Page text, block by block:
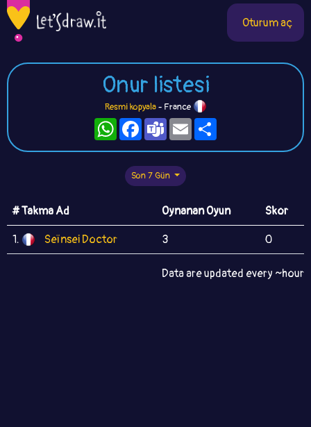
Oturum aç
Onur listesi
Resmi kopyala- France
WhatsAppFacebook
TeamsEmail
Son 7 Gün
# Takma Ad Oynanan Oyun Skor
1. Seïnsei Doctor 3 0
Data are updated every ~hour